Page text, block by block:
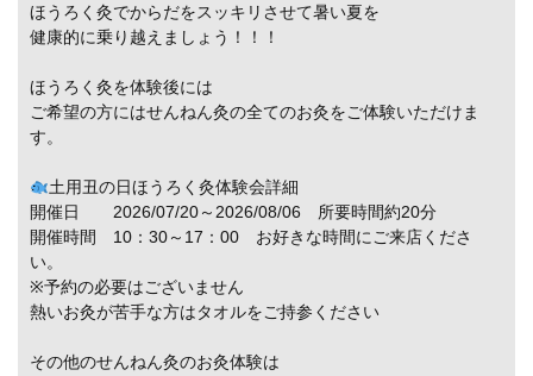
ほうろく灸でからだをスッキリさせて暑い夏を
健康的に乗り越えましょう！！！
ほうろく灸を体験後には
ご希望の方にはせんねん灸の全てのお灸をご体験いただけま
す。
土用丑の日ほうろく灸体験会詳細
開催日 2026/07/20～2026/08/06 所要時間約20分
開催時間 10：30～17：00 お好きな時間にご来店くださ
い。
※予約の必要はございません
熱いお灸が苦手な方はタオルをご持参ください
その他のせんねん灸のお灸体験は